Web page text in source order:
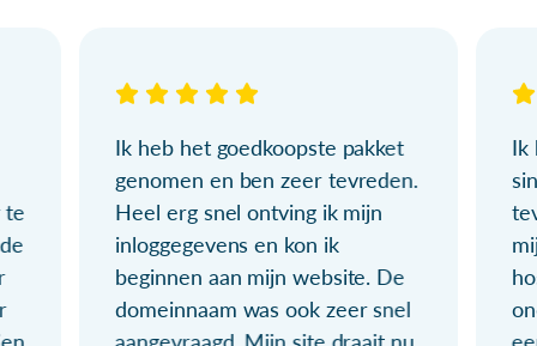
te
Ik heb het goedkoopste pakket
genomen en ben zeer tevreden.
Heel erg snel ontving ik mijn
inloggegevens en kon ik
beginnen aan mijn website. De
domeinnaam was ook zeer snel
aangevraagd. Mijn site draait nu
Ik